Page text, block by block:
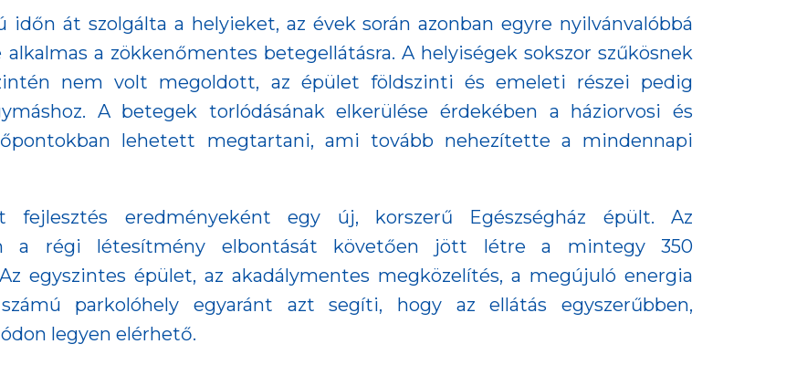
időn át szolgálta a helyieket, az évek során azonban egyre nyilvánvalóbbá
a zökkenőmentes betegellátásra. A helyiségek sokszor szűkösnek
nem volt megoldott, az épület földszinti és emeleti részei pedig
A betegek torlódásának elkerülése érdekében a háziorvosi és
lehetett megtartani, ami tovább nehezítette a mindennapi
fejlesztés eredményeként egy új, korszerű Egészségház épült. Az
a régi létesítmény elbontását követően jött létre a mintegy 350
egyszintes épület, az akadálymentes megközelítés, a megújuló energia
parkolóhely egyaránt azt segíti, hogy az ellátás egyszerűbben,
legyen elérhető.